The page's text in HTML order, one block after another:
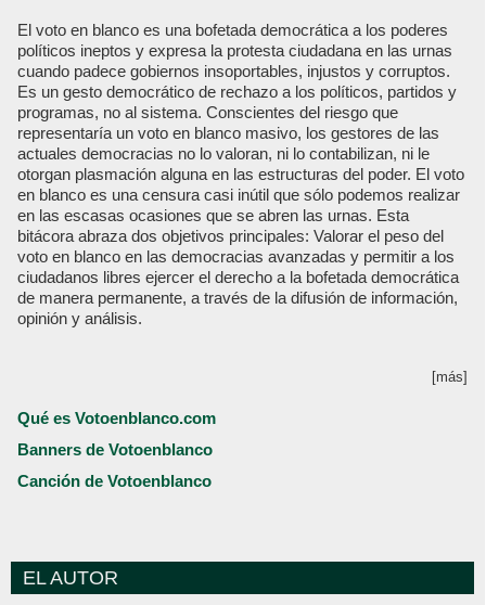
El voto en blanco es una bofetada democrática a los poderes
políticos ineptos y expresa la protesta ciudadana en las urnas
cuando padece gobiernos insoportables, injustos y corruptos.
Es un gesto democrático de rechazo a los políticos, partidos y
programas, no al sistema. Conscientes del riesgo que
representaría un voto en blanco masivo, los gestores de las
actuales democracias no lo valoran, ni lo contabilizan, ni le
otorgan plasmación alguna en las estructuras del poder. El voto
en blanco es una censura casi inútil que sólo podemos realizar
en las escasas ocasiones que se abren las urnas. Esta
bitácora abraza dos objetivos principales: Valorar el peso del
voto en blanco en las democracias avanzadas y permitir a los
ciudadanos libres ejercer el derecho a la bofetada democrática
de manera permanente, a través de la difusión de información,
opinión y análisis.
[más]
Qué es Votoenblanco.com
Banners de Votoenblanco
Canción de Votoenblanco
EL AUTOR